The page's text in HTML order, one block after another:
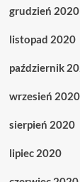
grudzień 2020
listopad 2020
październik
wrzesień 2020
sierpień 2020
lipiec 2020